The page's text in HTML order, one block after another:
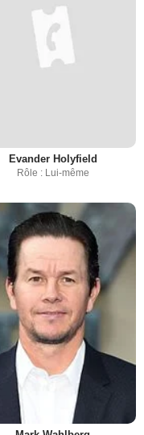
Evander Holyfield
Rôle : Lui-même